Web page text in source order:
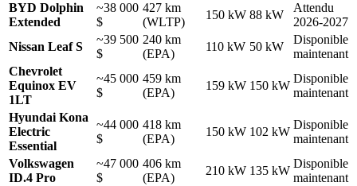
BYD Dolphin
Extended
~38 000
$
427 km
(WLTP)
150 kW 88 kW
Attendu
2026-2027
Nissan Leaf S
~39 500
$
240 km
(EPA)
110 kW 50 kW
Disponible
maintenant
Chevrolet
Equinox EV
1LT
~45 000
$
459 km
(EPA)
159 kW 150 kW
Disponible
maintenant
Hyundai Kona
Electric
Essential
~44 000
$
418 km
(EPA)
150 kW 102 kW
Disponible
maintenant
Volkswagen
ID.4 Pro
~47 000
$
406 km
(EPA)
210 kW 135 kW
Disponible
maintenant